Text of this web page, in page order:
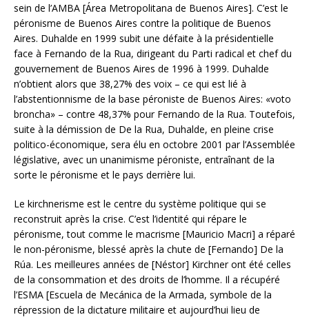
sein de l’AMBA [Área Metropolitana de Buenos Aires]. C’est le
péronisme de Buenos Aires contre la politique de Buenos
Aires. Duhalde en 1999 subit une défaite à la présidentielle
face à Fernando de la Rua, dirigeant du Parti radical et chef du
gouvernement de Buenos Aires de 1996 à 1999. Duhalde
n’obtient alors que 38,27% des voix – ce qui est lié à
l’abstentionnisme de la base péroniste de Buenos Aires: «voto
broncha» – contre 48,37% pour Fernando de la Rua. Toutefois,
suite à la démission de De la Rua, Duhalde, en pleine crise
politico-économique, sera élu en octobre 2001 par l’Assemblée
législative, avec un unanimisme péroniste, entraînant de la
sorte le péronisme et le pays derrière lui.
Le kirchnerisme est le centre du système politique qui se
reconstruit après la crise. C’est l’identité qui répare le
péronisme, tout comme le macrisme [Mauricio Macri] a réparé
le non-péronisme, blessé après la chute de [Fernando] De la
Rúa. Les meilleures années de [Néstor] Kirchner ont été celles
de la consommation et des droits de l’homme. Il a récupéré
l’ESMA [Escuela de Mecánica de la Armada, symbole de la
répression de la dictature militaire et aujourd’hui lieu de